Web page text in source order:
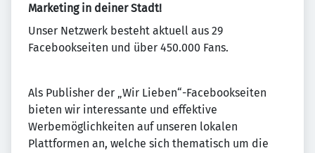
Marketing in deiner Stadt!
Unser Netzwerk besteht aktuell aus 29
Facebookseiten und über 450.000 Fans.
Als Publisher der „Wir Lieben“-Facebookseiten
bieten wir interessante und effektive
Werbemöglichkeiten auf unseren lokalen
Plattformen an, welche sich thematisch um die